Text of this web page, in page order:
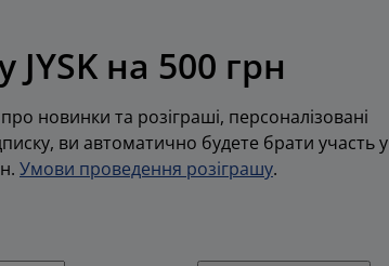
на 500 грн
новинки та розіграші, персоналізовані
ви автоматично будете брати участь у
Умови проведення розіграшу.